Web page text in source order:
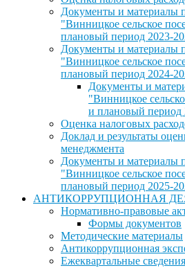
Документы и
"Винницкое сельское
плановый период 2023-
Документы и
"Винницкое сельское
плановый период 2024-
Документы и
"Винницкое
и плановый период
Оценка налоговых
Доклад и результаты
менеджмента
Документы и
"Винницкое сельское
плановый период 2025-
АНТИКОРРУПЦИОННАЯ
Нормативно-правовые
Формы документов
Методические материалы
Антикоррупционная
Ежеквартальные сведения